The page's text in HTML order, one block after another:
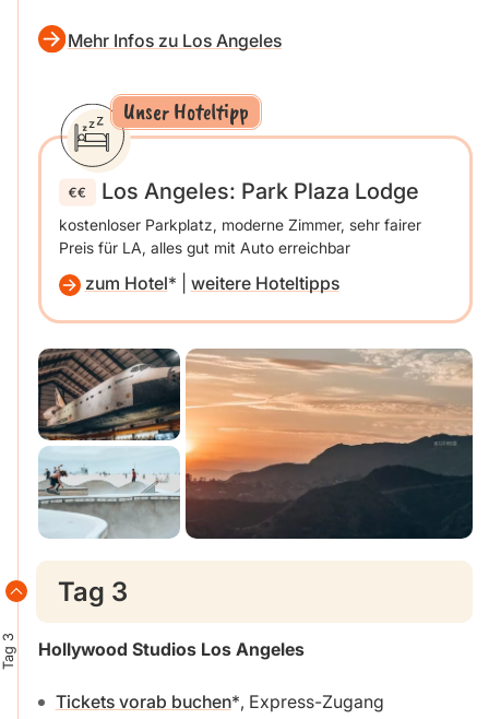
Mehr Infos zu Los Angeles
Unser Hoteltipp
Los Angeles: Park Plaza Lodge
kostenloser Parkplatz, moderne Zimmer, sehr fairer
Preis für LA, alles gut mit Auto erreichbar
zum Hotel weitere Hoteltipps
Tag 3
Tag 3
Hollywood Studios Los Angeles
Tickets vorab buchen , Express-Zugang